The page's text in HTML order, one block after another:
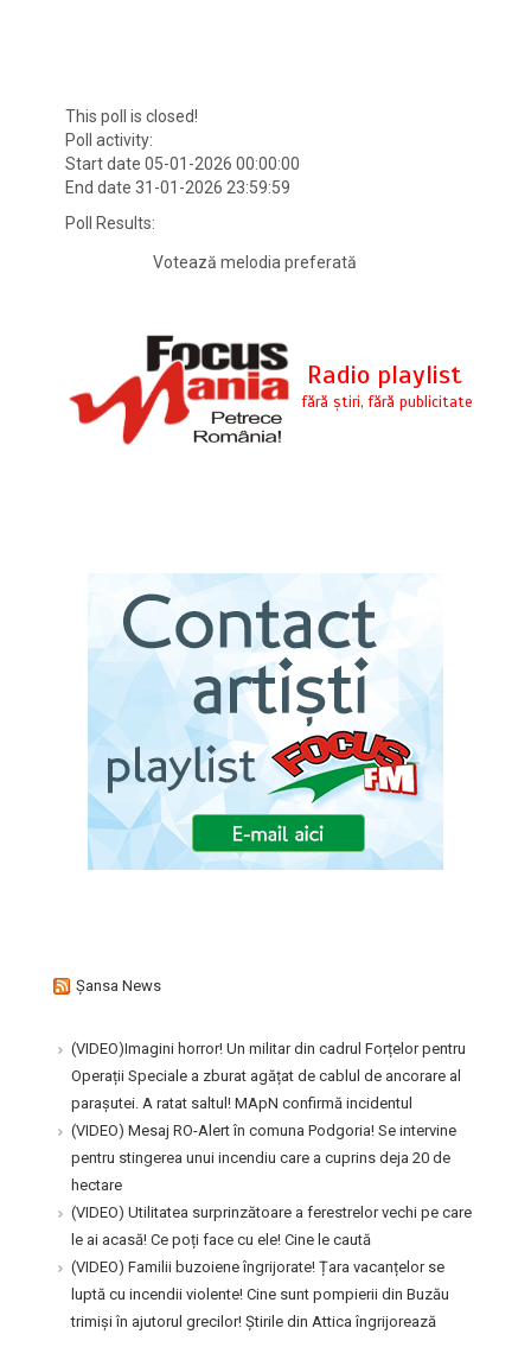
This poll is closed!
Poll activity:
Start date 05-01-2026 00:00:00
End date 31-01-2026 23:59:59
Poll Results:
Votează melodia preferată
Şansa News
(VIDEO)Imagini horror! Un militar din cadrul Forțelor pentru
Operații Speciale a zburat agățat de cablul de ancorare al
parașutei. A ratat saltul! MApN confirmă incidentul
(VIDEO) Mesaj RO-Alert în comuna Podgoria! Se intervine
pentru stingerea unui incendiu care a cuprins deja 20 de
hectare
(VIDEO) Utilitatea surprinzătoare a ferestrelor vechi pe care
le ai acasă! Ce poți face cu ele! Cine le caută
(VIDEO) Familii buzoiene îngrijorate! Țara vacanțelor se
luptă cu incendii violente! Cine sunt pompierii din Buzău
trimiși în ajutorul grecilor! Știrile din Attica îngrijorează